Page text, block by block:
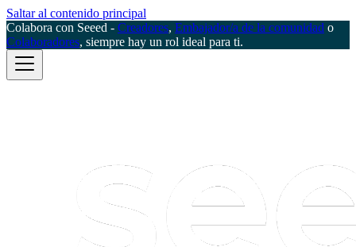
Saltar al contenido principal
Colabora con Seeed - Creadores, Embajador/a de la comunidad o
Colaboradores, siempre hay un rol ideal para ti.